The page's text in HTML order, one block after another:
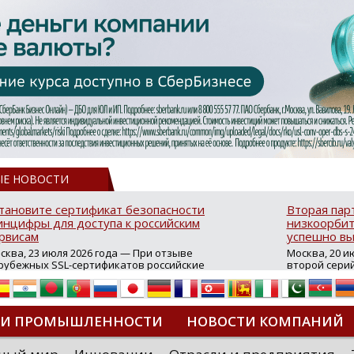
НОВОСТИ
сертификат безопасности
для доступа к российским
23 июля 2026 года — При отзыве
SSL-сертификатов российские
могут некорректно открываться в
браузерах (Google Chrome,
Edge и др.), а соединение с сервисами
ресурсы уже сообщили о
недоступности и ошибках при
из-за отзывов сертификатов
Вторая
успешно
Москва, 20
второй
аппаратов,
масштабной
интернет с
из
«Экономика
ПРОМЫШЛЕННОСТИ НОВОСТИ КОМПАНИЙ